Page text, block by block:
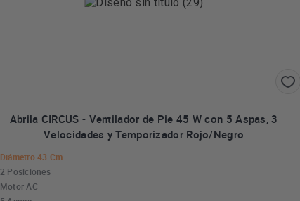
Abrila CIRCUS - Ventilador de Pie 45 W con 5 Aspas, 3
Velocidades y Temporizador Rojo/Negro
Diámetro 43 Cm
2 Posiciones
Motor AC